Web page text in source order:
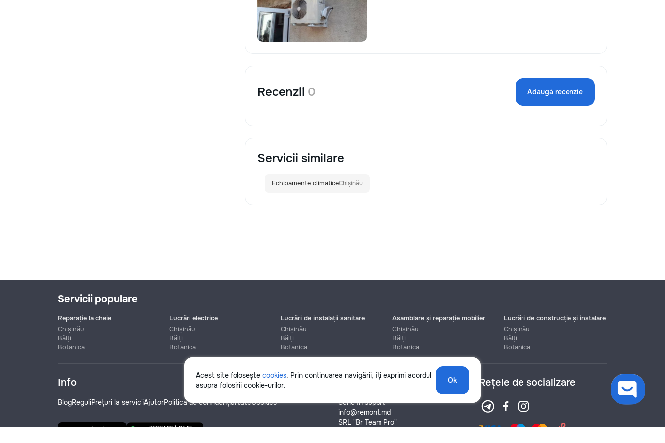
Recenzii 0 Adaugă recenzie
Servicii similare
Echipamente climaticeChișinău
Acest site folosește cookies. Prin continuarea navigării, îți exprimi acordul
asupra folosirii cookie-urilor.
Ok
Servicii populare
Reparație la cheie
Chișinău
Bălți
Botanica
Lucrări electrice
Chișinău
Bălți
Botanica
Lucrări de instalații sanitare
Chișinău
Bălți
Botanica
Asamblare și reparație mobilier
Chișinău
Bălți
Botanica
Lucrări de construcție și instalare
Chișinău
Bălți
Botanica
Info
BlogReguliPrețuri la serviciiAjutorPolitica de confidențialitateCookies
Ajutor
Scrie în suport
info@remont.md
SRL "Br Team Pro"
Rețele de socializare